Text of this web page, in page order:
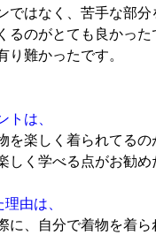
ではなく、苦手な部
るのがとても良かっ
り難かったです。
トは、
を楽しく着られてる
しく学べる点がお勧め
由は、
に、自分で着物を着ら